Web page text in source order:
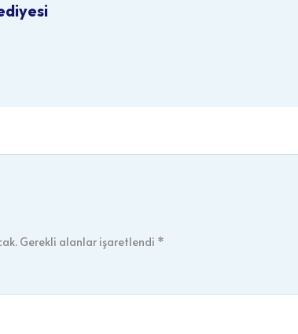
Gerekli alanlar işaretlendi *